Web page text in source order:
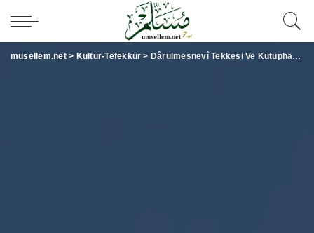
musellem.net> Kültür-Tefekkür > Dârulmesnevî Tekkesi Ve Kütüphanesi